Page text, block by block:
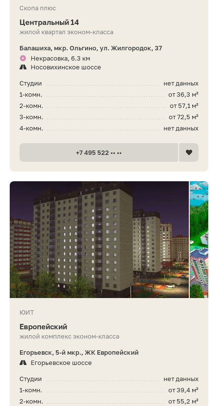
Скопа плюс
Центральный 14
жилой квартал эконом-класса
Балашиха, мкр. Ольгино, ул. Жилгородок, 37
Некрасовка, 6.3 км
Носовихинское шоссе
нет данных
Студии
от 36,3 м²
1-комн.
от 57,1 м²
2-комн.
от 72,5 м²
3-комн.
нет данных
4-комн.
+7 495 522 •• ••
ЮИТ
Европейский
жилой комплекс эконом-класса
Егорьевск, 5-й мкр., ЖК Европейский
Егорьевское шоссе
нет данных
Студии
от 39,4 м²
1-комн.
от 55,2 м²
2-комн.